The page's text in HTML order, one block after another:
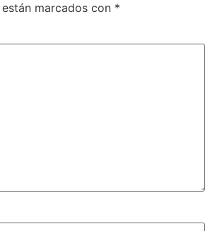
marcados con *